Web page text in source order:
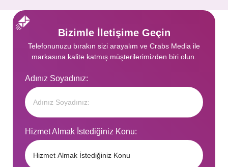
Bizimle İletişime Geçin
Telefonunuzu bırakın sizi arayalım ve Crabs Media ile
markasına kalite katmış müşterilerimizden biri olun.
Adınız Soyadınız:
Hizmet Almak İstediğiniz Konu: